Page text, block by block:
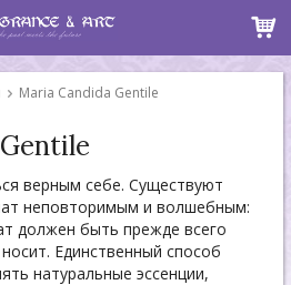
Maria Candida Gentile
верным себе. Существуют
неповторимым и волшебным:
должен быть прежде всего
Единственный способ
натуральные эссенции,